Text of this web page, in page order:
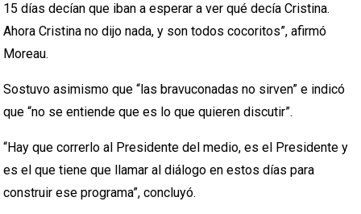
15 días decían que iban a esperar a ver qué decía Cristina.
Ahora Cristina no dijo nada, y son todos cocoritos”, afirmó
Moreau.
Sostuvo asimismo que “las bravuconadas no sirven” e indicó
que “no se entiende que es lo que quieren discutir”.
“Hay que correrlo al Presidente del medio, es el Presidente y
es el que tiene que llamar al diálogo en estos días para
construir ese programa”, concluyó.